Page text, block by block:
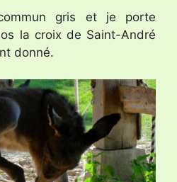
gris et je porte
la croix de Saint-André
donné.